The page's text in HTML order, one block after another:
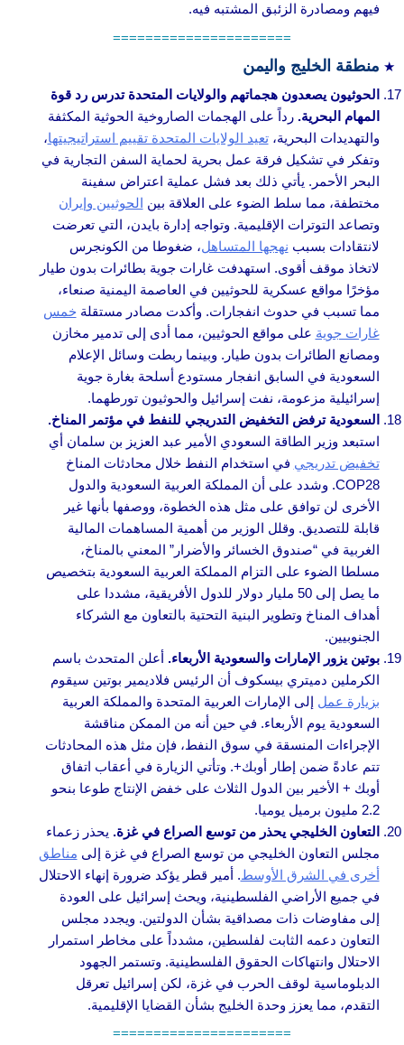
فيهم ومصادرة الزئبق المشتبه فيه.
======================
منطقة الخليج واليمن
الحوثيون يصعدون هجماتهم والولايات المتحدة تدرس رد قوة
المهام البحرية. رداً على الهجمات الصاروخية الحوثية المكثفة
والتهديدات البحرية،تعيد الولايات المتحدة تقييم استراتيجيتها،
وتفكر في تشكيل فرقة عمل بحرية لحماية السفن التجارية في
البحر الأحمر. يأتي ذلك بعد فشل عملية اعتراض سفينة
مختطفة، مما سلط الضوء على العلاقة بين الحوثيين وإيران
وتصاعد التوترات الإقليمية. وتواجه إدارة بايدن، التي تعرضت
لانتقادات بسبب نهجها المتساهل، ضغوطا من الكونجرس
لاتخاذ موقف أقوى. استهدفت غارات جوية بطائرات بدون طيار
مؤخرًا مواقع عسكرية للحوثيين في العاصمة اليمنية صنعاء،
مما تسبب في حدوث انفجارات. وأكدت مصادر مستقلة خمس
غارات جوية على مواقع الحوثيين، مما أدى إلى تدمير مخازن
ومصانع الطائرات بدون طيار. وبينما ربطت وسائل الإعلام
السعودية في السابق انفجار مستودع أسلحة بغارة جوية
إسرائيلية مزعومة، نفت إسرائيل والحوثيون تورطهما.
السعودية ترفض التخفيض التدريجي للنفط في مؤتمر المناخ.
استبعد وزير الطاقة السعودي الأمير عبد العزيز بن سلمان أي
تخفيض تدريجي في استخدام النفط خلال محادثات المناخ
COP28. وشدد على أن المملكة العربية السعودية والدول
الأخرى لن توافق على مثل هذه الخطوة، ووصفها بأنها غير
قابلة للتصديق. وقلل الوزير من أهمية المساهمات المالية
الغربية في “صندوق الخسائر والأضرار” المعني بالمناخ،
مسلطا الضوء على التزام المملكة العربية السعودية بتخصيص
ما يصل إلى 50 مليار دولار للدول الأفريقية، مشددا على
أهداف المناخ وتطوير البنية التحتية بالتعاون مع الشركاء
الجنوبيين.
بوتين يزور الإمارات والسعودية الأربعاء. أعلن المتحدث باسم
الكرملين دميتري بيسكوف أن الرئيس فلاديمير بوتين سيقوم
بزيارة عمل إلى الإمارات العربية المتحدة والمملكة العربية
السعودية يوم الأربعاء. في حين أنه من الممكن مناقشة
الإجراءات المنسقة في سوق النفط، فإن مثل هذه المحادثات
تتم عادةً ضمن إطار أوبك+. وتأتي الزيارة في أعقاب اتفاق
أوبك + الأخير بين الدول الثلاث على خفض الإنتاج طوعا بنحو
2.2 مليون برميل يوميا.
التعاون الخليجي يحذر من توسع الصراع في غزة. يحذر زعماء
مجلس التعاون الخليجي من توسع الصراع في غزة إلى مناطق
أخرى في الشرق الأوسط. أمير قطر يؤكد ضرورة إنهاء الاحتلال
في جميع الأراضي الفلسطينية، ويحث إسرائيل على العودة
إلى مفاوضات ذات مصداقية بشأن الدولتين. ويجدد مجلس
التعاون دعمه الثابت لفلسطين، مشدداً على مخاطر استمرار
الاحتلال وانتهاكات الحقوق الفلسطينية. وتستمر الجهود
الدبلوماسية لوقف الحرب في غزة، لكن إسرائيل تعرقل
التقدم، مما يعزز وحدة الخليج بشأن القضايا الإقليمية.
======================